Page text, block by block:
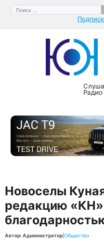
Перейти
содержимому
Поиск:
​Новоселы
редакцию
Автор: Администратор Общество